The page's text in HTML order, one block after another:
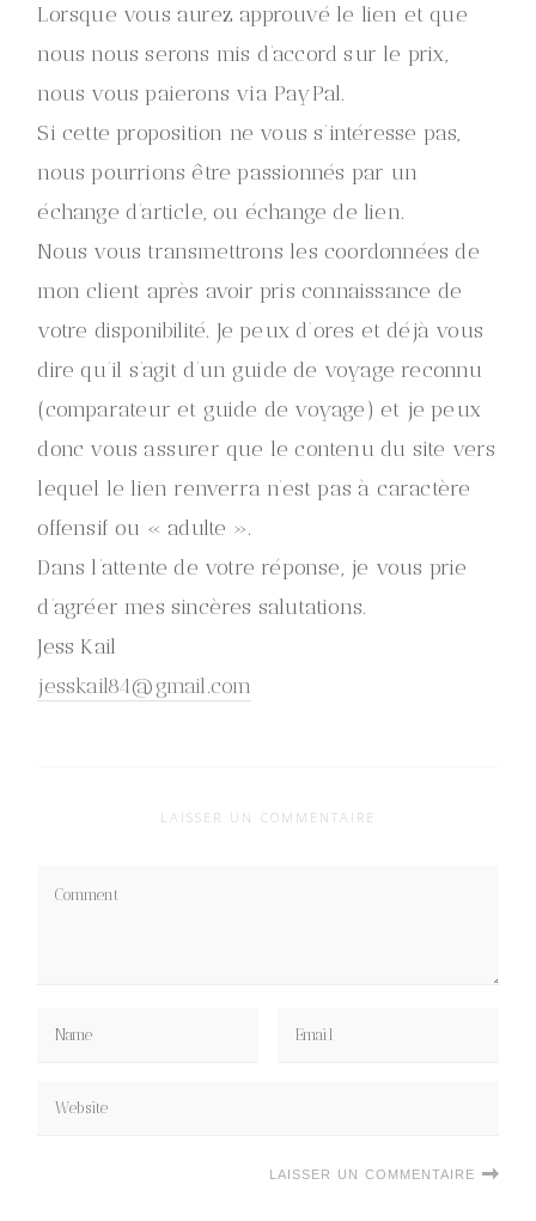
Lorsque vous aurez approuvé le lien et que
nous nous serons mis d’accord sur le prix,
nous vous paierons via PayPal.
Si cette proposition ne vous s’intéresse pas,
nous pourrions être passionnés par un
échange d’article, ou échange de lien.
Nous vous transmettrons les coordonnées de
mon client après avoir pris connaissance de
votre disponibilité. Je peux d’ores et déjà vous
dire qu’il s’agit d’un guide de voyage reconnu
(comparateur et guide de voyage) et je peux
donc vous assurer que le contenu du site vers
lequel le lien renverra n’est pas à caractère
offensif ou « adulte ».
Dans l’attente de votre réponse, je vous prie
d’agréer mes sincères salutations.
Jess Kail
jesskail84@gmail.com
LAISSER UN COMMENTAIRE